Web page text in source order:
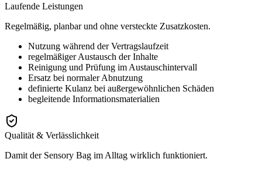
Laufende Leistungen
Regelmäßig, planbar und ohne versteckte Zusatzkosten.
Nutzung während der Vertragslaufzeit
regelmäßiger Austausch der Inhalte
Reinigung und Prüfung im Austauschintervall
Ersatz bei normaler Abnutzung
definierte Kulanz bei außergewöhnlichen Schäden
begleitende Informationsmaterialien
Qualität & Verlässlichkeit
Damit der Sensory Bag im Alltag wirklich funktioniert.